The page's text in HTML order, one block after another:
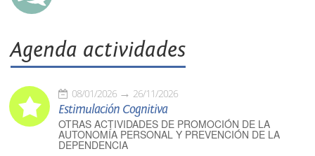
Agenda actividades
08/01/2026 26/11/2026
Estimulación Cognitiva
OTRAS ACTIVIDADES DE PROMOCIÓN DE LA
AUTONOMÍA PERSONAL Y PREVENCIÓN DE LA
DEPENDENCIA